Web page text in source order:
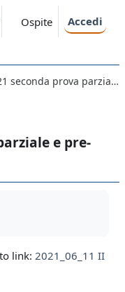
Ospite Accedi
11/06/2021 seconda prova parziale e pre-appello scritto - risultati
e pre-
link: 2021_06_11 II